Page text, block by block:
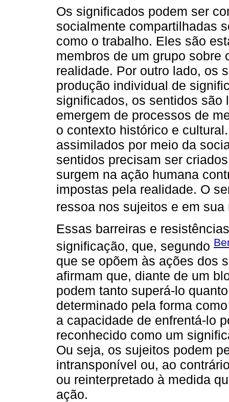
Os significados podem ser
socialmente compartilhadas
como o trabalho. Eles são
membros de um grupo sobre
realidade. Por outro lado, os
produção individual de
significados, os sentidos
emergem de processos de
o contexto histórico e
assimilados por meio da
sentidos precisam ser
surgem na ação humana
impostas pela realidade. O
ressoa nos sujeitos e em sua
Essas barreiras e
significação, que, segundo
que se opõem às ações dos
afirmam que, diante de um
podem tanto superá-lo
determinado pela forma
a capacidade de enfrentá-lo
reconhecido como um
Ou seja, os sujeitos podem
intransponível ou, ao
ou reinterpretado à medida
ação.